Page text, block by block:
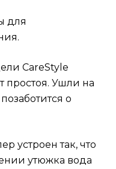
для
CareStyle
простоя. Ушли на
о
устроен так, что
утюжка вода